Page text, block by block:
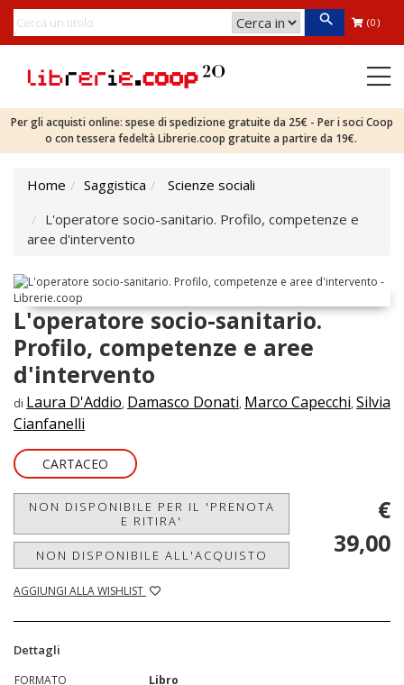
(0)
Per gli acquisti online: spese di spedizione gratuite da 25€ - Per i soci Coop
o con tessera fedeltà Librerie.coop gratuite a partire da 19€.
Home Saggistica
Scienze sociali
L'operatore socio-sanitario. Profilo, competenze e
aree d'intervento
L'operatore socio-sanitario.
Profilo, competenze e aree
d'intervento
di Laura D'Addio, Damasco Donati, Marco Capecchi, Silvia
Cianfanelli
CARTACEO
NON DISPONIBILE PER IL 'PRENOTA
E RITIRA'
NON DISPONIBILE ALL'ACQUISTO
AGGIUNGI ALLA WISHLIST
€
39,00
Dettagli
FORMATO
Libro